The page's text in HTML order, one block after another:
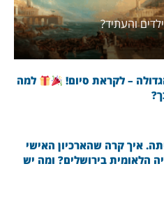
והעתיד?
– לקראת סיום!
למה
איך קרה שהארכיון האישי
הלאומית בירושלים? ומה יש